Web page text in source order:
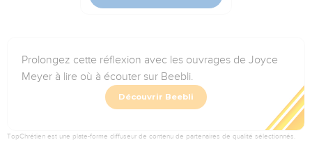
Prolongez cette réflexion avec les ouvrages de Joyce
Meyer à lire où à écouter sur Beebli.
Découvrir Beebli
TopChrétien est une plate-forme diffuseur de contenu de partenaires de qualité sélectionnés.